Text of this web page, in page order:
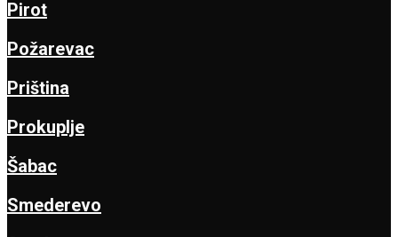
Pirot
Požarevac
Priština
Prokuplje
Šabac
Smederevo